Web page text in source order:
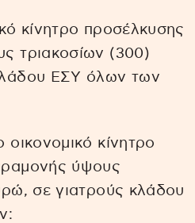
κίνητρο προσέλκυσης
τριακοσίων (300)
ΕΣΥ όλων των
κίνητρο
ύψους
σε γιατρούς κλάδου